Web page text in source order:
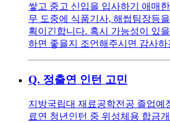
쌓고 중고 신입을 입사하기 애매
무 도중에 식품기사, 해썹팀장등
획이긴합니다. 혹시 가능성이 있
하면 좋을지 조언해주시면 감사하
Q. 정출연 인턴 고민
지방국립대 재료공학전공 졸업예
료연 청년인턴 중 위성체용 합금